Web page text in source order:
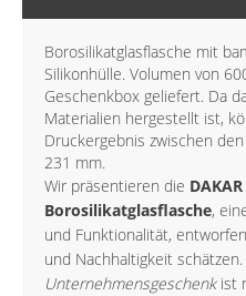
Borosilikatglasflasche mit
Silikonhülle. Volumen von
Geschenkbox geliefert. Da
Materialien hergestellt ist,
Druckergebnis zwischen
231 mm.
Wir präsentieren die
Borosilikatglasflasche,
und Funktionalität,
und Nachhaltigkeit
Unternehmensgeschenkist